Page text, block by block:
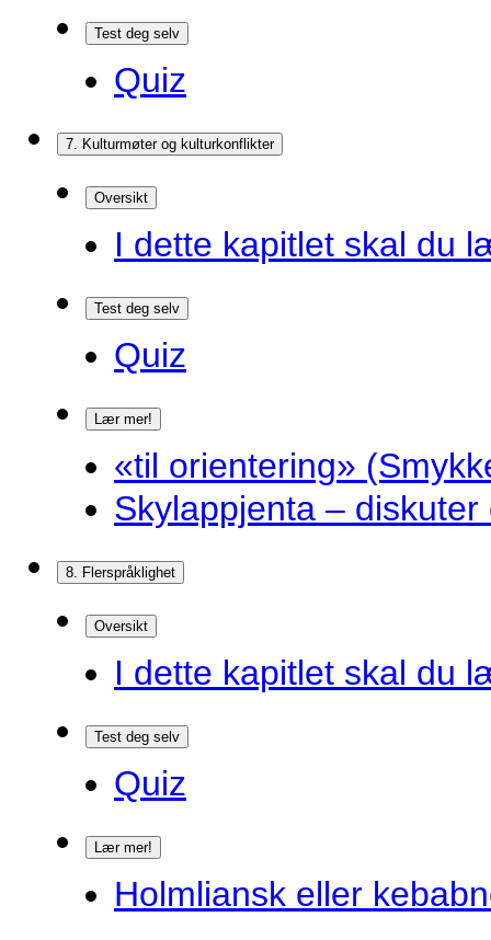
Test deg selv
Quiz
7. Kulturmøter og kulturkonflikter
Oversikt
I dette kapitlet skal du
Test deg selv
Quiz
Lær mer!
«til orientering»
Skylappjenta – diskuter
8. Flerspråklighet
Oversikt
I dette kapitlet skal du
Test deg selv
Quiz
Lær mer!
Holmliansk eller